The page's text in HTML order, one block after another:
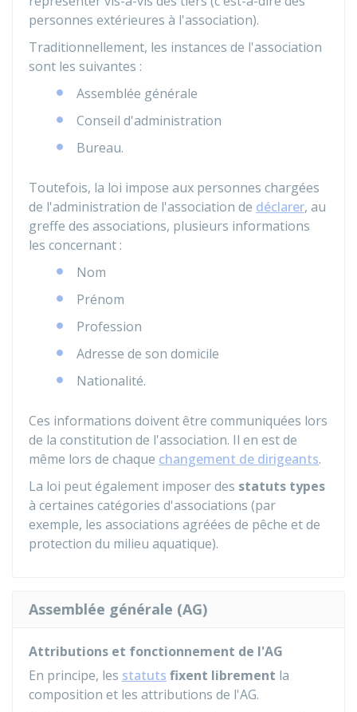
personnes extérieures à l'association).
Traditionnellement, les instances de l'association
sont les suivantes :
Assemblée générale
Conseil d'administration
Bureau.
Toutefois, la loi impose aux personnes chargées
de l'administration de l'association de déclarer, au
greffe des associations, plusieurs informations
les concernant :
Nom
Prénom
Profession
Adresse de son domicile
Nationalité.
Ces informations doivent être communiquées lors
de la constitution de l'association. Il en est de
même lors de chaque changement de dirigeants.
La loi peut également imposer des statuts types
à certaines catégories d'associations (par
exemple, les associations agréées de pêche et de
protection du milieu aquatique).
Assemblée générale (AG)
Attributions et fonctionnement de l'AG
En principe, les statuts fixent librement la
composition et les attributions de l'AG.